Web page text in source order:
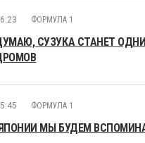
ФОРМУЛА 1
СУЗУКА СТАНЕТ
ФОРМУЛА 1
МЫ БУДЕМ